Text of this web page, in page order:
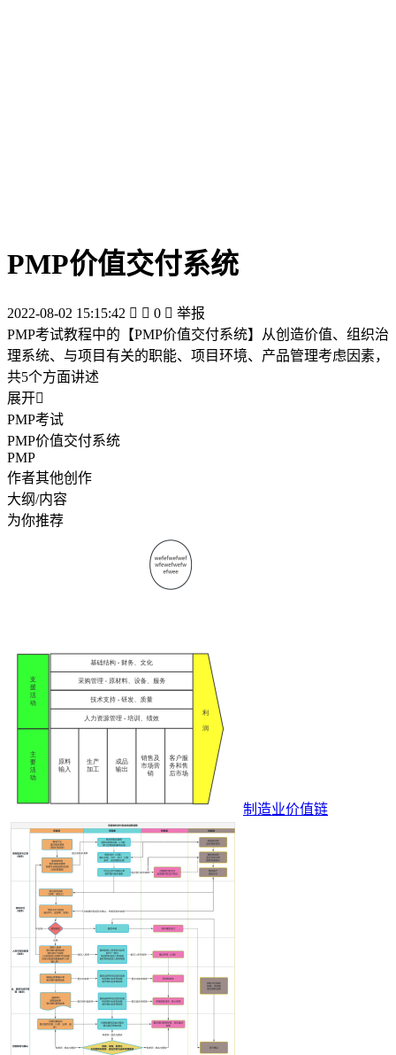
PMP价值交付系统
2022-08-02 15:15:42   0  举报
PMP考试教程中的【PMP价值交付系统】从创造价值、组织治
理系统、与项目有关的职能、项目环境、产品管理考虑因素，
共5个方面讲述
展开
PMP考试
PMP价值交付系统
PMP
作者其他创作
大纲/内容
为你推荐
制造业价值链